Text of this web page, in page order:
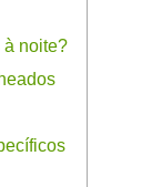
noite?